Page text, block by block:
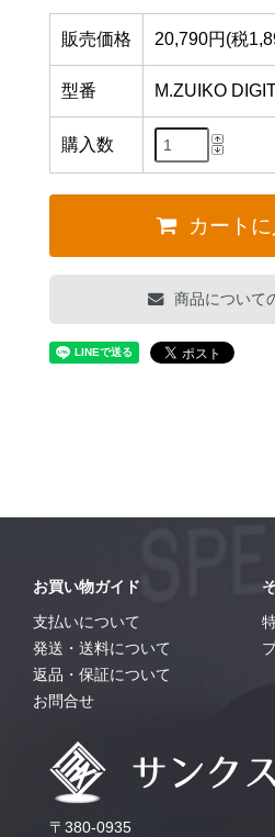
販売価格 20,790円(税
型番 M.ZUIKO
購入数
カート
商品について
お買い物ガイド
支払いについて
発送・送料について
返品・保証について
お問合せ
〒380-0935